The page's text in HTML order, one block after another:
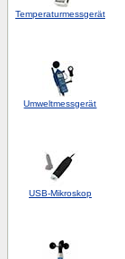
Temperaturmessgerät
Umweltmessgerät
USB-Mikroskop